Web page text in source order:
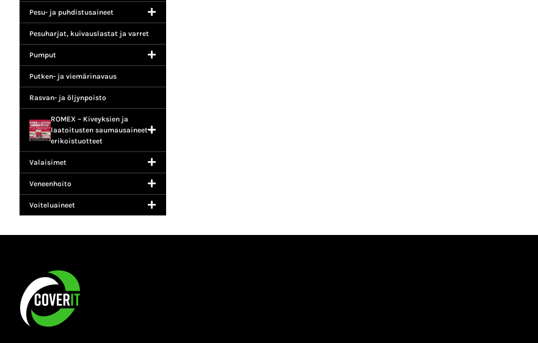
Pesu- ja puhdistusaineet
Pesuharjat, kuivauslastat ja varret
Pumput
Putken- ja viemärinavaus
Rasvan- ja öljynpoisto
ROMEX – Kiveyksien ja
laatoitusten saumausaineet +
erikoistuotteet
Valaisimet
Veneenhoito
Voiteluaineet